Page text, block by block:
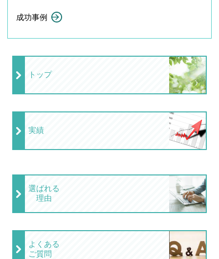
成功事例
トップ
実績
選ばれる
理由
よくある
ご質問